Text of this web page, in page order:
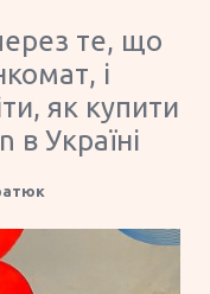
те, що
і
як купити
Україні